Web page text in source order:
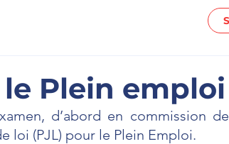
Plein emploi
d’abord en commission
loi (PJL) pour le Plein Emploi.